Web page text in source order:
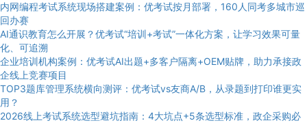
内网编程考试系统现场搭建案例：优考试按月部署，160人同考多城市巡
回办赛
AI通识教育怎么开展？优考试“培训+考试”一体化方案，让学习效果可量
化、可追溯
企业培训机构案例：优考试AI出题+多客户隔离+OEM贴牌，助力承接政
企线上竞赛项目
TOP3题库管理系统横向测评：优考试vs友商A/B，从录题到打印谁更实
用？
2026线上考试系统选型避坑指南：4大坑点+5条选型标准，政企采购必